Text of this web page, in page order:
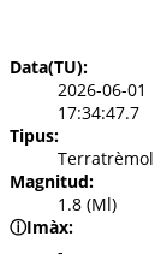
Data(TU):
2026-06-01
17:34:47.7
Tipus:
Terratrèmol
Magnitud:
1.8 (Ml)
ⓘImàx:
-